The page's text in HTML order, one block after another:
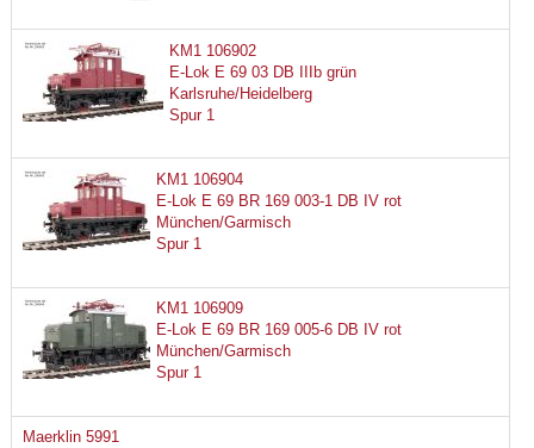
KM1 106902
E-Lok E 69 03 DB IIIb grün
Karlsruhe/Heidelberg
Spur 1
KM1 106904
E-Lok E 69 BR 169 003-1 DB IV rot
München/Garmisch
Spur 1
KM1 106909
E-Lok E 69 BR 169 005-6 DB IV rot
München/Garmisch
Spur 1
Maerklin 5991